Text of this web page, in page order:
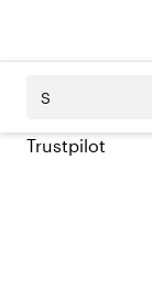
S
Trustpilot